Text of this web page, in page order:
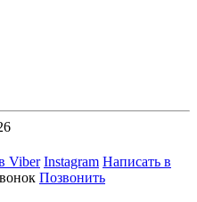
Viber Instagram Написать в
Позвонить